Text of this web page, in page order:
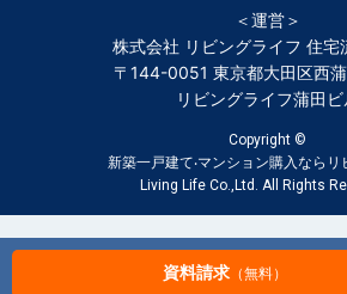
＜運営＞
株式会社 リビングライフ 住宅
〒144-0051 東京都大田区西
リビングライフ蒲田
Copyright ©
新築一戸建て‧マンション購入ならリ
Living Life Co.,Ltd. All Rights
資料請求（無料）